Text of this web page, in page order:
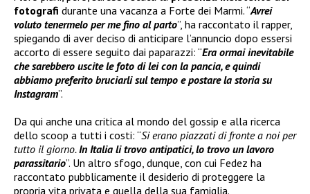
fotografi durante una vacanza a Forte dei Marmi. “Avrei
voluto tenermelo per me fino al parto”, ha raccontato il rapper,
spiegando di aver deciso di anticipare l’annuncio dopo essersi
accorto di essere seguito dai paparazzi: “Era ormai inevitabile
che sarebbero uscite le foto di lei con la pancia, e quindi
abbiamo preferito bruciarli sul tempo e postare la storia su
Instagram”.
Da qui anche una critica al mondo del gossip e alla ricerca
dello scoop a tutti i costi: “Si erano piazzati di fronte a noi per
tutto il giorno.In Italia li trovo antipatici, lo trovo un lavoro
parassitario”. Un altro sfogo, dunque, con cui Fedez ha
raccontato pubblicamente il desiderio di proteggere la
propria vita privata e quella della sua famiglia.